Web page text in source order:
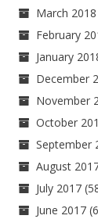
March 2018
February
January
December
November
October
September
August
July 2017
June 2017